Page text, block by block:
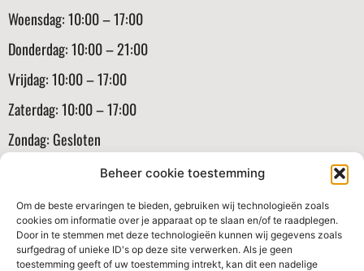
Beheer cookie toestemming
Om de beste ervaringen te bieden, gebruiken wij technologieën zoals
cookies om informatie over je apparaat op te slaan en/of te raadplegen.
Door in te stemmen met deze technologieën kunnen wij gegevens zoals
surfgedrag of unieke ID's op deze site verwerken. Als je geen
toestemming geeft of uw toestemming intrekt, kan dit een nadelige
Woensdag: 10:00 – 17:00
Donderdag: 10:00 – 21:00
Vrijdag: 10:00 – 17:00
Zaterdag: 10:00 – 17:00
Zondag: Gesloten
Klantenservice
Algemene voorwaarden
Verzenden en routerneren